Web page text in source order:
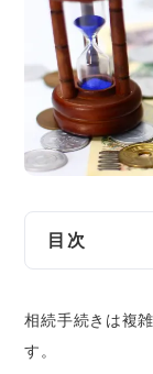
交通事故
遺産相続
労働問題
債権回収
IT・ネット
資金調達
目次
必要書
相続手続きは複
す。